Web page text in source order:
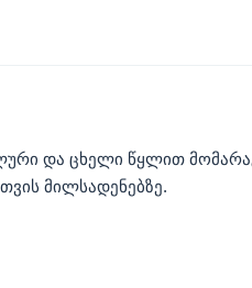
და ცხელი წყლით
მილსადენებზე.